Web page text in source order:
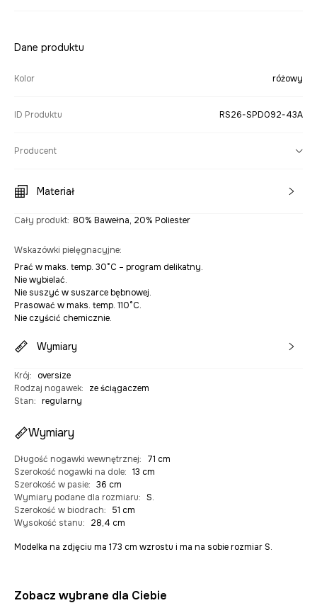
Dane produktu
Kolor różowy
ID Produktu RS26-SPD092-43A
Producent
Materiał
Cały produkt: 80% Bawełna, 20% Poliester
Wskazówki pielęgnacyjne:
Prać w maks. temp. 30°C – program delikatny.
Nie wybielać.
Nie suszyć w suszarce bębnowej.
Prasować w maks. temp. 110°C.
Nie czyścić chemicznie.
Wymiary
Krój:
oversize
Rodzaj nogawek:
ze ściągaczem
Stan: regularny
Wymiary
Długość nogawki wewnętrznej:
71 cm
Szerokość nogawki na dole: 13 cm
Szerokość w pasie: 36 cm
Wymiary podane dla rozmiaru: S.
Szerokość w biodrach:
51 cm
Wysokość stanu: 28,4 cm
Modelka na zdjęciu ma 173 cm wzrostu i ma na sobie rozmiar S.
Zobacz wybrane dla Ciebie